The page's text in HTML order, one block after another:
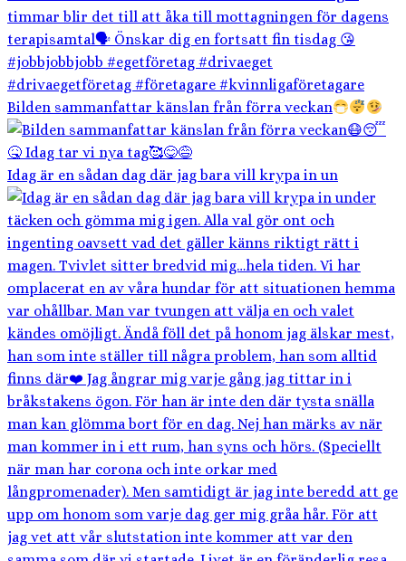
Bilden sammanfattar känslan från förra veckan
Idag är en sådan dag där jag bara vill krypa in un